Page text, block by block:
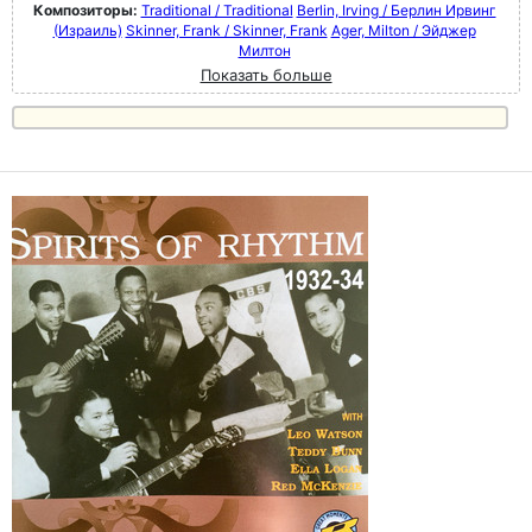
Композиторы: Traditional / Traditional Berlin, Irving / Берлин Ирвинг
(Израиль) Skinner, Frank / Skinner, Frank Ager, Milton / Эйджер
Милтон
Показать больше